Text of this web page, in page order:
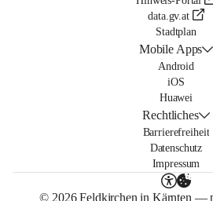
data.gv.at
Stadtplan
Mobile Apps
Android
iOS
Huawei
Rechtliches
Barrierefreiheit
Datenschutz
Impressum
© 2026 Feldkirchen in Kärnten —